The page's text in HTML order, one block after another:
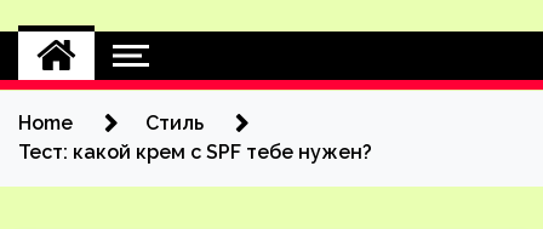
Home
Стиль
Тест: какой крем с SPF тебе нужен?